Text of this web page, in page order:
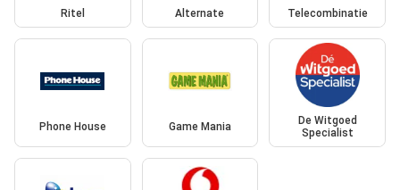
Ritel Alternate Telecombinatie
Phone House Game Mania
De Witgoed
Specialist